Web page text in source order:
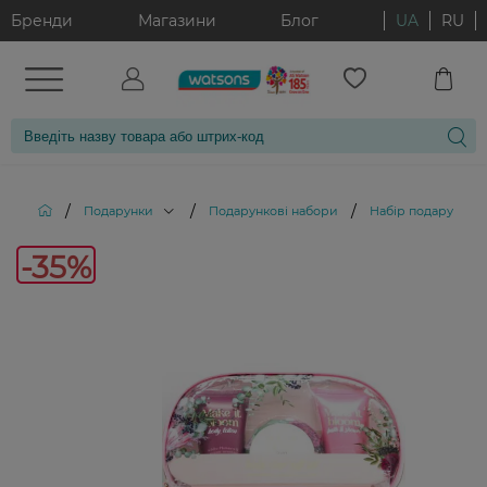
Бренди Магазини Блог UA RU
/ Подарунки / Подарункові набори / Набір
-35%